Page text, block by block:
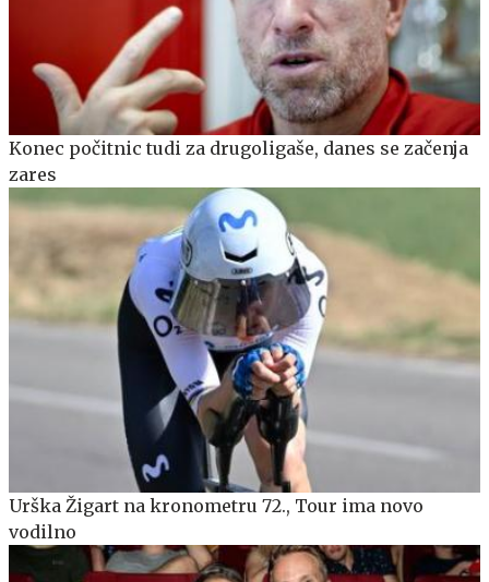
Konec počitnic tudi za drugoligaše, danes se začenja
zares
Urška Žigart na kronometru 72., Tour ima novo
vodilno